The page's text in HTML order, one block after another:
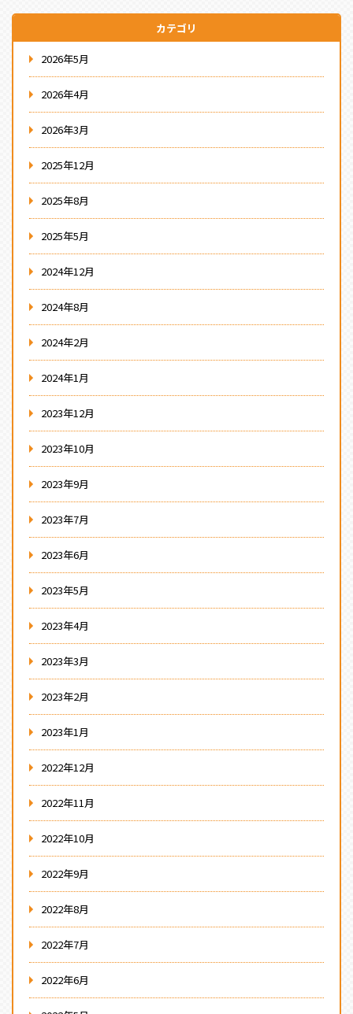
カテゴリ
2026年5月
2026年4月
2026年3月
2025年12月
2025年8月
2025年5月
2024年12月
2024年8月
2024年2月
2024年1月
2023年12月
2023年10月
2023年9月
2023年7月
2023年6月
2023年5月
2023年4月
2023年3月
2023年2月
2023年1月
2022年12月
2022年11月
2022年10月
2022年9月
2022年8月
2022年7月
2022年6月